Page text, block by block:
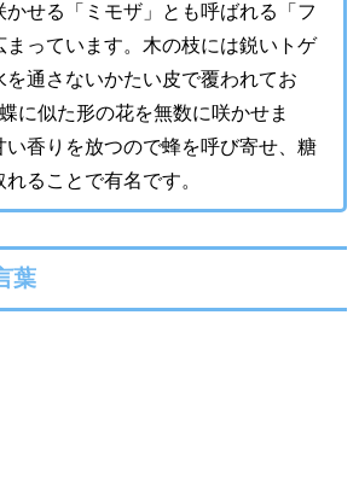
かせる「ミモザ」とも呼ばれる「フ
まっています。木の枝には鋭いトゲ
を通さないかたい皮で覆われてお
に似た形の花を無数に咲かせま
い香りを放つので蜂を呼び寄せ、糖
ることで有名です。
葉